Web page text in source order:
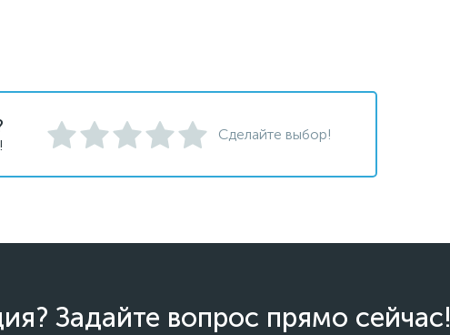
Сделайте выбор!
Задайте вопрос прямо сейчас!